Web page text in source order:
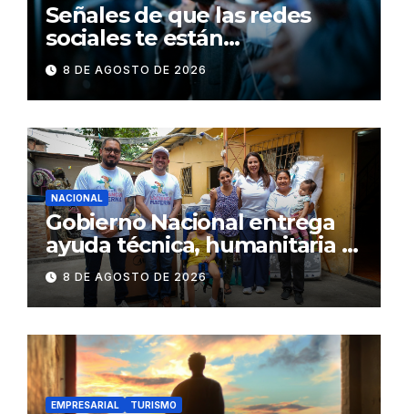
Señales de que las redes
sociales te están
consumiendo
8 DE AGOSTO DE 2026
NACIONAL
Gobierno Nacional entrega
ayuda técnica, humanitaria y
Bono Joaquín Gallegos Lara a
familia en situación de
vulnerabilidad
8 DE AGOSTO DE 2026
EMPRESARIAL TURISMO